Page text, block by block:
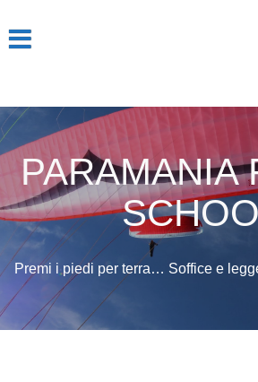
contenuto
PARAMANIA
Premi i piedi per terra… Soffice e